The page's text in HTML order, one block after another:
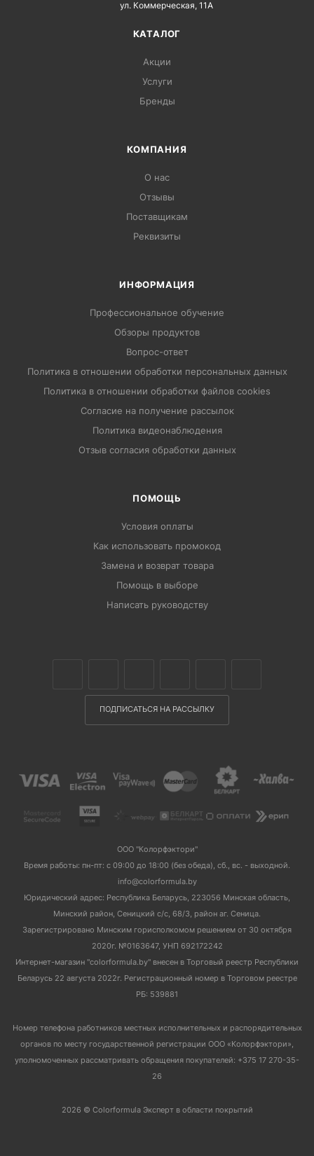
ул. Коммерческая, 11А
КАТАЛОГ
Акции
Услуги
Бренды
КОМПАНИЯ
О нас
Отзывы
Поставщикам
Реквизиты
ИНФОРМАЦИЯ
Профессиональное обучение
Обзоры продуктов
Вопрос-ответ
Политика в отношении обработки персональных данных
Политика в отношении обработки файлов cookies
Согласие на получение рассылок
Политика видеонаблюдения
Отзыв согласия обработки данных
ПОМОЩЬ
Условия оплаты
Как использовать промокод
Замена и возврат товара
Помощь в выборе
Написать руководству
ПОДПИСАТЬСЯ НА РАССЫЛКУ
ООО "Колорфэктори"
Время работы: пн-пт: с 09:00 до 18:00 (без обеда), сб., вс. - выходной.
info@colorformula.by
Юридический адрес: Республика Беларусь, 223056 Минская область,
Минский район, Сеницкий с/с, 68/3, район аг. Сеница.
Зарегистрировано Минским горисполкомом решением от 30 октября
2020г. №0163647, УНП 692172242
Интернет-магазин "colorformula.by" внесен в Торговый реестр Республики
Беларусь 22 августа 2022г. Регистрационный номер в Торговом реестре
РБ: 539881
Номер телефона работников местных исполнительных и распорядительных
органов по месту государственной регистрации ООО «Колорфэктори»,
уполномоченных рассматривать обращения покупателей: +375 17 270-35-
26
2026 © Colorformula Эксперт в области покрытий